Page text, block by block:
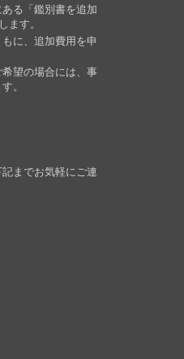
る「鑑別書を追加
す。
に、追加費用を申
望の場合には、事
。
までお気軽にご連